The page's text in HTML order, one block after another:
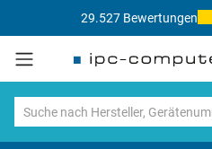
29.527 Bewertungen